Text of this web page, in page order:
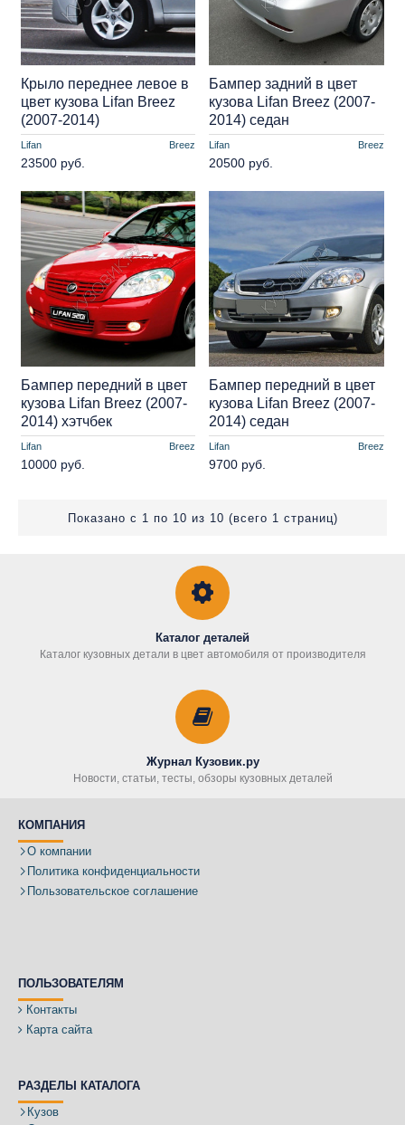
Lifan Breez
Крыло переднее левое в
цвет кузова Lifan Breez
(2007-2014)
23500 руб.
Lifan Breez
Бампер задний в цвет
кузова Lifan Breez (2007-
2014) седан
20500 руб.
Lifan Breez
Бампер передний в цвет
кузова Lifan Breez (2007-
2014) хэтчбек
10000 руб.
Lifan Breez
Бампер передний в цвет
кузова Lifan Breez (2007-
2014) седан
9700 руб.
Показано с 1 по 10 из 10 (всего 1 страниц)
Каталог деталей
Каталог кузовных детали в цвет автомобиля от производителя
Журнал Кузовик.ру
Новости, статьи, тесты, обзоры кузовных деталей
КОМПАНИЯ
О компании
Политика конфиденциальности
Пользовательское соглашение
ПОЛЬЗОВАТЕЛЯМ
Контакты
Карта сайта
РАЗДЕЛЫ КАТАЛОГА
Кузов